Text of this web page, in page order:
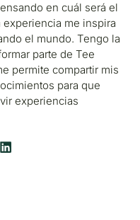
en cuál será el
experiencia me inspira
el mundo. Tengo la
parte de Tee
permite compartir mis
para que
experiencias